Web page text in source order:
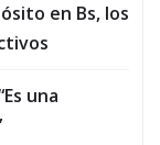
en Bs, los
una